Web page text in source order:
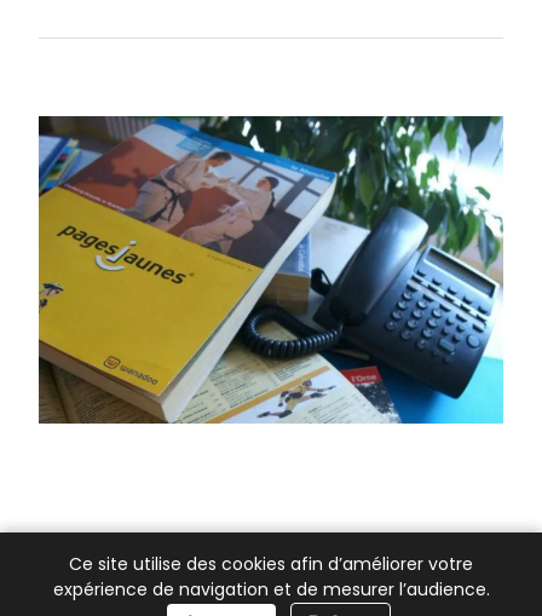
Ce site utilise des cookies afin d’améliorer votre
expérience de navigation et de mesurer l’audience.